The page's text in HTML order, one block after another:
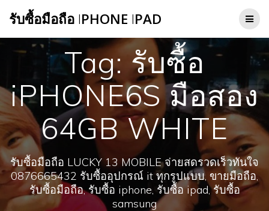
to
รับซื้อมือถือ IPHONE IPAD
Tag:รับซื้อ
iPHONE6S มือสอง
64GB WHITE
รับซื้อมือถือ LUCKY 13 MOBILE จ่ายสดรวดเร็วทันใจ
0876665432 รับซื้ออุปกรณ์ it ทุกรูปแบบ, ขายมือถือ,
รับซื้อมือถือ, รับซื้อ iphone, รับซื้อ ipad, รับซื้อ
samsung